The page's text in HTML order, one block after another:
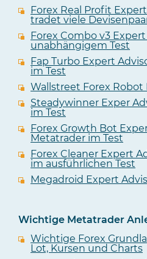
Forex Real Profit
tradet viele
Forex Combo v3
unabhängigem Test
Fap Turbo Expert
im Test
Wallstreet Forex Robot
Steadywinner Exper
im Test
Forex Growth Bot
Metatrader im Test
Forex Cleaner Expert
im ausführlichen Test
Megadroid Expert
Wichtige Metatrader
Wichtige Forex
Lot, Kursen und Charts